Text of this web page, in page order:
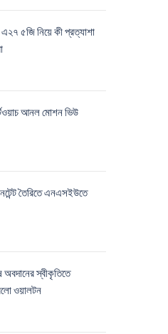
এ২৭ ৫জি নিয়ে কী প্রত্যাশা
আনল মোশন ভিউ
তৈরিতে এনএসইউতে
অবদানের স্বীকৃতিতে
ওয়ালটন